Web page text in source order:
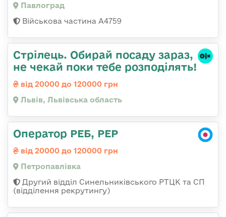
Павлоград
Військова частина А4759
Стрілець. Обирай посаду зараз,
не чекай поки тебе розподілять!
від 20000 до 120000 грн
Львів, Львівська область
Оператор РЕБ, РЕР
від 20000 до 120000 грн
Петропавлівка
Другий відділ Синельниківського РТЦК та СП
(відділення рекрутингу)